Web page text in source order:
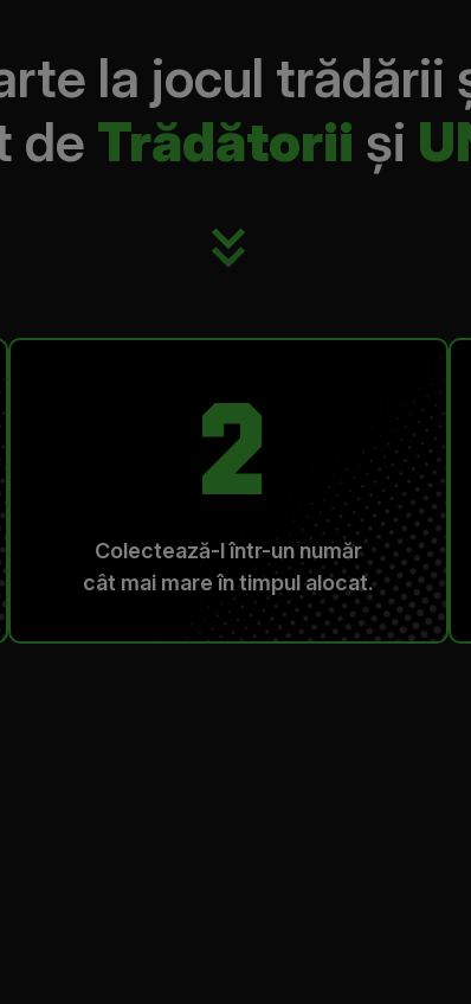
la jocul trădării
de Trădătorii și
2
Colectează-l într-un număr
cât mai mare în timpul alocat.